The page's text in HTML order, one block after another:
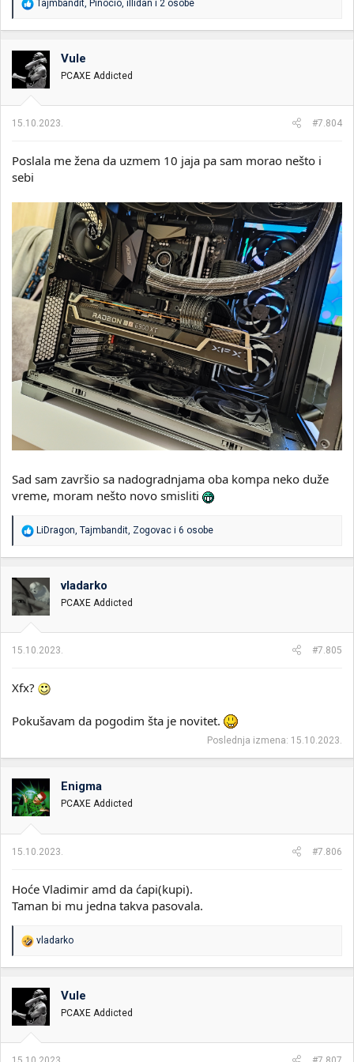
R
a
o
v
a
n
:
Tajmbandit, Pinocio, illidan i 2 osobe
Vule
PCAXE Addicted
15.10.2023. #7.804
Poslala me žena da uzmem 10 jaja pa sam morao nešto i
sebi
Sad sam završio sa nadogradnjama oba kompa neko duže
vreme, moram nešto novo smisliti
R
a
o
v
a
n
:
LiDragon, Tajmbandit, Zogovac i 6 osobe
vladarko
PCAXE Addicted
15.10.2023. #7.805
Xfx?
Pokušavam da pogodim šta je novitet.
Poslednja izmena: 15.10.2023.
Enigma
PCAXE Addicted
15.10.2023. #7.806
Hoće Vladimir amd da ćapi(kupi).
Taman bi mu jedna takva pasovala.
R
a
o
v
a
n
vladarko
Vule
PCAXE Addicted